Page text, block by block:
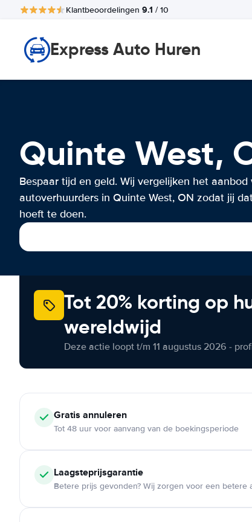
Klantbeoordelingen 9.1 / 10
Express Auto Huren
Quinte West,
Bespaar tijd en geld. Wij vergelijken het aanbod
autoverhuurders in Quinte West, ON zodat jij
hoeft te doen.
Tot 20% korting op
wereldwijd
Deze actie loopt t/m 11 augustus 2026 -
Gratis annuleren
Tot 48 uur voor aanvang van de boekingsperiode
Laagsteprijsgarantie
Betere prijs gevonden? Wij zorgen voor een betere